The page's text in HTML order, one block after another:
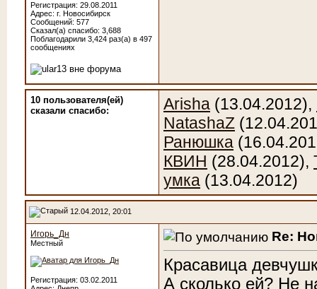
Регистрация: 29.08.2011
Адрес: г. Новосибирск
Сообщений: 577
Сказал(а) спасибо: 3,688
Поблагодарили 3,424 раз(а) в 497
сообщениях
10 пользователя(ей)
сказали cпасибо:
Arisha (13.04.2012),
NatashaZ
Ранюшка
КВИН (28.04.2012),
умка (13.04.2012)
12.04.2012, 20:01
Игорь_Дн
Местный
Регистрация: 03.02.2011
Re:
Красавица
А сколько ей? Не